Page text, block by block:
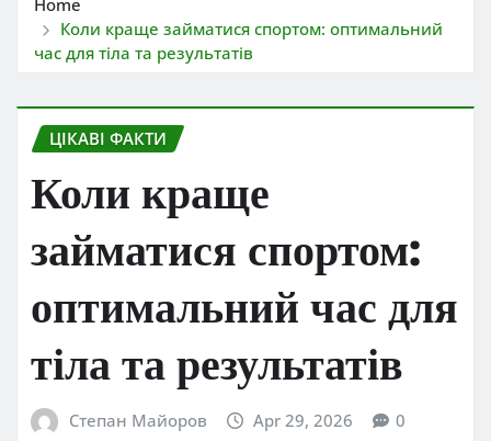
Коли краще займатися спортом: оптимальний
час для тіла та результатів
ЦІКАВІ ФАКТИ
Коли краще
займатися спортом:
оптимальний час для
тіла та результатів
Степан Майоров Apr 29, 2026 0